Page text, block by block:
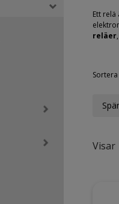
Ett
reläer
Visar